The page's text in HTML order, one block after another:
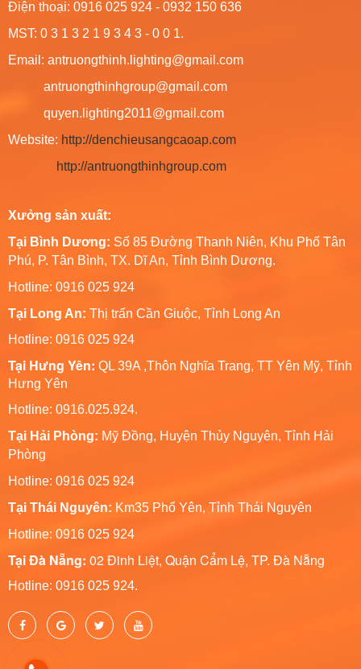
Điện thoại: 0916 025 924 - 0932 150 636
MST: 0 3 1 3 2 1 9 3 4 3 - 0 0 1.
Email: antruongthinh.lighting@gmail.com
antruongthinhgroup@gmail.com
quyen.lighting2011@gmail.com
Website: http://denchieusangcaoap.com
http://antruongthinhgroup.com
Xưởng sản xuất:
Tại Bình Dương: Số 85 Đường Thanh Niên, Khu Phố Tân
Phú, P. Tân Bình, TX. Dĩ An, Tỉnh Bình Dương.
Hotline: 0916 025 924
Tại Long An: Thị trấn Cần Giuộc, Tỉnh Long An
Hotline: 0916 025 924
Tại Hưng Yên: QL 39A ,Thôn Nghĩa Trang, TT Yên Mỹ, Tỉnh
Hưng Yên
Hotline: 0916.025.924.
Tại Hải Phòng: Mỹ Đồng, Huyện Thủy Nguyên, Tỉnh Hải
Phòng
Hotline: 0916 025 924
Tại Thái Nguyên: Km35 Phổ Yên, Tỉnh Thái Nguyên
Hotline: 0916 025 924
Tại Đà Nẵng: 02 Đinh Liệt, Quận Cẩm Lệ, TP. Đà Nẵng
Hotline: 0916 025 924.